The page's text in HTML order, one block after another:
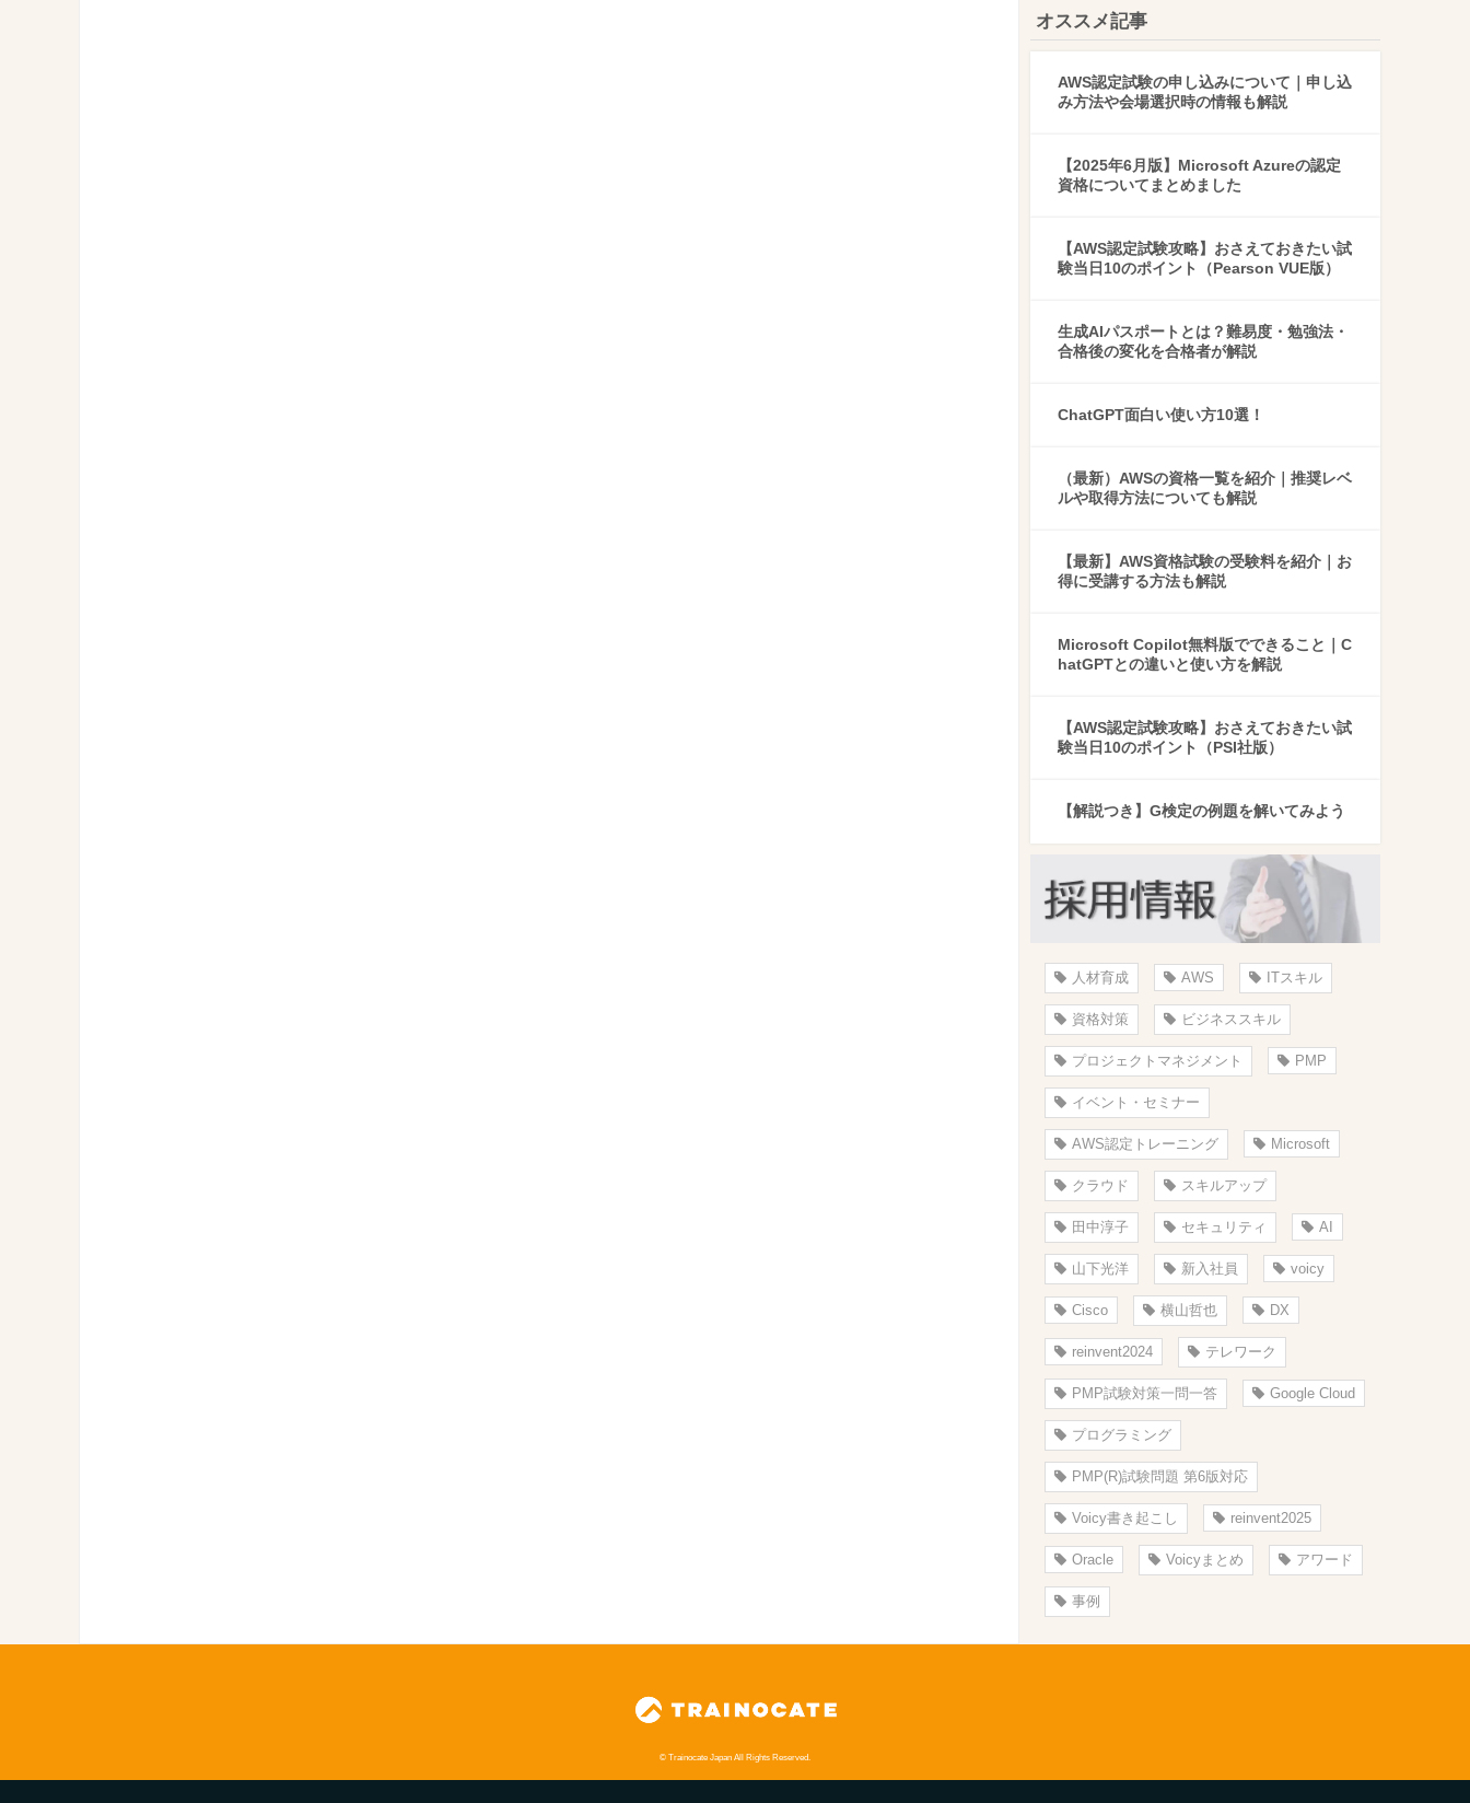
オススメ記事
AWS認定試験の申し込みについて｜申し込
み方法や会場選択時の情報も解説
【2025年6月版】Microsoft Azureの認定
資格についてまとめました
【AWS認定試験攻略】おさえておきたい試
験当日10のポイント（Pearson VUE版）
生成AIパスポートとは？難易度・勉強法・
合格後の変化を合格者が解説
ChatGPT面白い使い方10選！
（最新）AWSの資格一覧を紹介｜推奨レベ
ルや取得方法についても解説
【最新】AWS資格試験の受験料を紹介｜お
得に受講する方法も解説
Microsoft Copilot無料版でできること｜C
hatGPTとの違いと使い方を解説
【AWS認定試験攻略】おさえておきたい試
験当日10のポイント（PSI社版）
【解説つき】G検定の例題を解いてみよう
人材育成 AWS ITスキル
資格対策 ビジネススキル
プロジェクトマネジメント PMP
イベント・セミナー
AWS認定トレーニング Microsoft
クラウド スキルアップ
田中淳子 セキュリティ AI
山下光洋 新入社員 voicy
Cisco 横山哲也 DX
reinvent2024 テレワーク
PMP試験対策一問一答 Google Cloud
プログラミング
PMP(R)試験問題 第6版対応
Voicy書き起こし reinvent2025
Oracle Voicyまとめ アワード
事例
© Trainocate Japan All Rights Reserved.